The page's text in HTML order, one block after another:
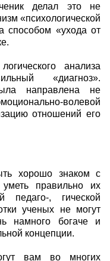
делал это не
«психологической
способом «ухода от
анализа
«диагноз».
направлена не
волевой
отношений его
хорошо знаком с
правильно их
педаго-, гической
ученых не могут
намного богаче и
концепции.
вам во многих